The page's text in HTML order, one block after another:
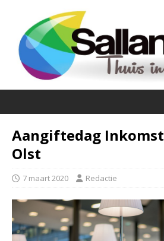
Aangiftedag
Olst
7 maart 2020 Redactie